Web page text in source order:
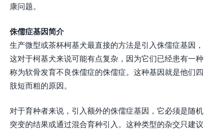
康问题。
侏儒症基因简介
生产微型或茶杯柯基犬最直接的方法是引入侏儒症基因，
这对于柯基犬来说可能有点复杂，因为它们已经患有一种
称为软骨发育不良侏儒症的侏儒症。这种基因就是他们四
肢短而粗的原因。
对于育种者来说，引入额外的侏儒症基因，它必须是随机
突变的结果或通过混合育种引入。这种类型的杂交只建议